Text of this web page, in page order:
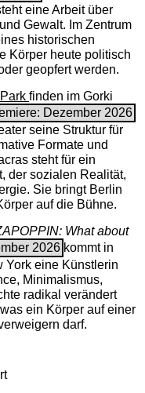
eine Arbeit über
Gewalt. Im Zentrum
historischen
Körper heute politisch
geopfert werden.
finden im Gorki
Dezember 2026
seine Struktur für
Formate und
steht für ein
der sozialen Realität,
Sie bringt Berlin
auf die Bühne.
What about
2026 kommt in
York eine Künstlerin
Minimalismus,
radikal verändert
ein Körper auf einer
darf.